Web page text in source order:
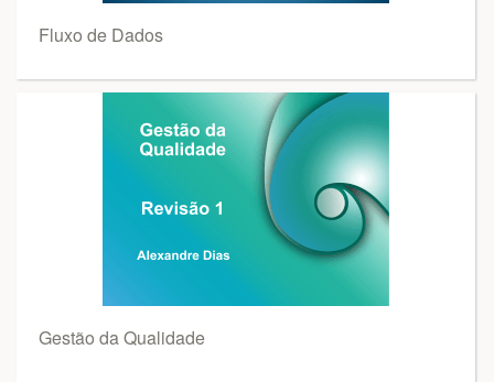
Fluxo de Dados
Gestão da Qualidade